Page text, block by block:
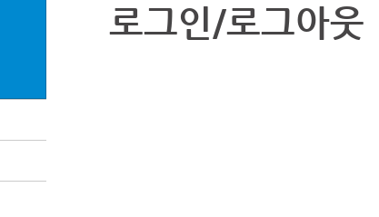
로그인/로그아웃